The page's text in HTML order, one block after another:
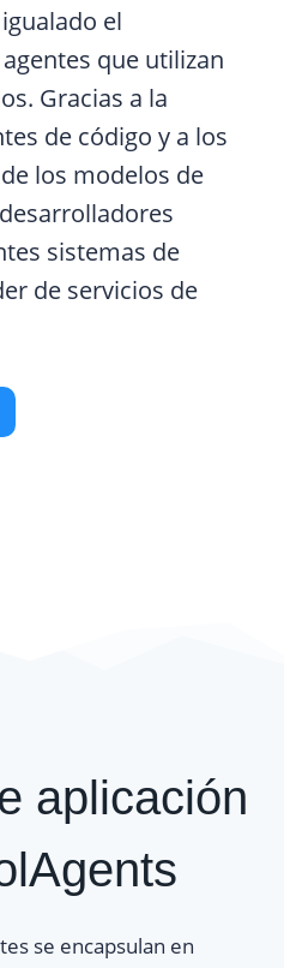
el
que utilizan
Gracias a la
de código y a los
los modelos de
sistemas de
de servicios de
aplicación
se encapsulan en